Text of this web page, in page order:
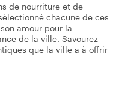
de nourriture et de
chacune de ces
amour pour la
de la ville. Savourez
que la ville a à offrir